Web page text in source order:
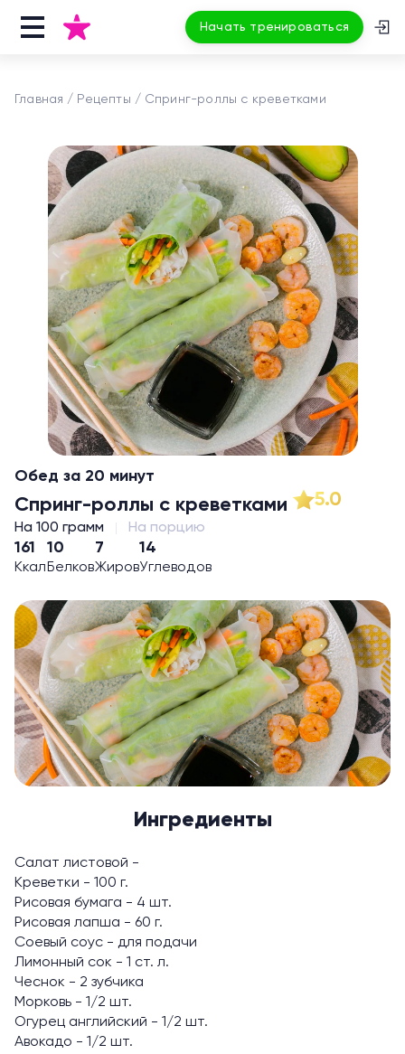
Начать тренироваться
Главная Рецепты Спринг-роллы с креветками
Обед за 20 минут
Спринг-роллы с креветками 5.0
На 100 грамм На порцию
161
Ккал
10
Белков
7
Жиров
14
Углеводов
Ингредиенты
Салат листовой -
Креветки - 100 г.
Рисовая бумага - 4 шт.
Рисовая лапша - 60 г.
Соевый соус - для подачи
Лимонный сок - 1 ст. л.
Чеснок - 2 зубчика
Морковь - 1/2 шт.
Огурец английский - 1/2 шт.
Авокадо - 1/2 шт.